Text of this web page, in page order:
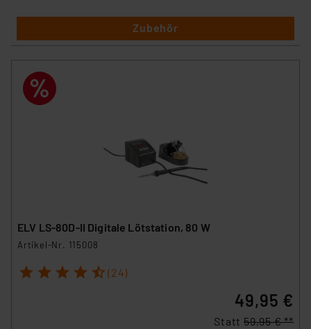
Zubehör
ELV LS-80D-II Digitale Lötstation, 80 W
Artikel-Nr. 115008
1 2 3 4 5 (24)
49,95 €
Statt 59,95 € **